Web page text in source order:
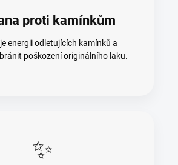
proti kamínkům
energii odletujících kamínků a
poškození originálního laku.
✨